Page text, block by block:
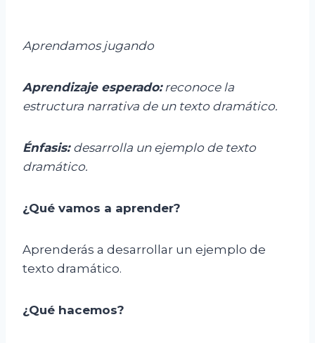
Aprendamos jugando
Aprendizaje esperado: reconoce la
estructura narrativa de un texto dramático.
Énfasis: desarrolla un ejemplo de texto
dramático.
¿Qué vamos a aprender?
Aprenderás a desarrollar un ejemplo de
texto dramático.
¿Qué hacemos?